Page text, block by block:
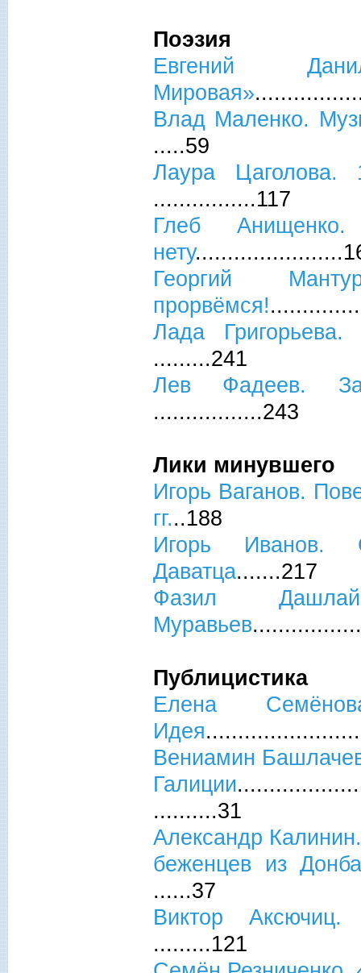
Поэзия
Евгений
Мировая»
Влад Маленко.
.....59
Лаура Цаголова.
................117
Глеб
нету
Георгий
прорвёмся!
Лада Григорьева.
.........241
Лев Фадеев.
.................243
Лики минувшего
Игорь Ваганов.
гг...188
Игорь Иванов.
Даватца.......217
Фазил
Муравьев
Публицистика
Елена
Идея
Вениамин
Галиции
..........31
Александр
беженцев из
......37
Виктор Аксючиц.
.........121